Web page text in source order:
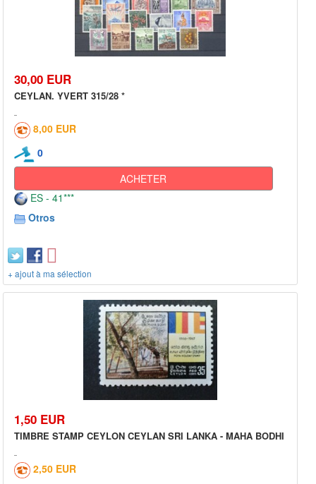
30,00 EUR
CEYLAN. YVERT 315/28 *
8,00 EUR
0
ACHETER
ES - 41***
Otros
+ ajout à ma sélection
1,50 EUR
TIMBRE STAMP CEYLON CEYLAN SRI LANKA - MAHA BODHI
2,50 EUR